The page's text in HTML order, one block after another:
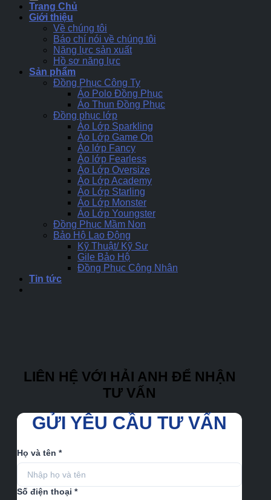
Trang Chủ
Giới thiệu
Về chúng tôi
Báo chí nói về chúng tôi
Năng lực sản xuất
Hồ sơ năng lực
Sản phẩm
Đồng Phục Công Ty
Áo Polo Đồng Phục
Áo Thun Đồng Phục
Đồng phục lớp
Áo Lớp Sparkling
Áo Lớp Game On
Áo lớp Fancy
Áo lớp Fearless
Áo Lớp Oversize
Áo Lớp Academy
Áo Lớp Starling
Áo Lớp Monster
Áo Lớp Youngster
Đồng Phục Mầm Non
Bảo Hộ Lao Động
Kỹ Thuật/ Kỹ Sư
Gile Bảo Hộ
Đồng Phục Công Nhân
Tin tức
LIÊN HỆ VỚI HẢI ANH ĐỂ NHẬN
TƯ VẤN
GỬI YÊU CẦU TƯ VẤN
Họ và tên *
Số điện thoại *